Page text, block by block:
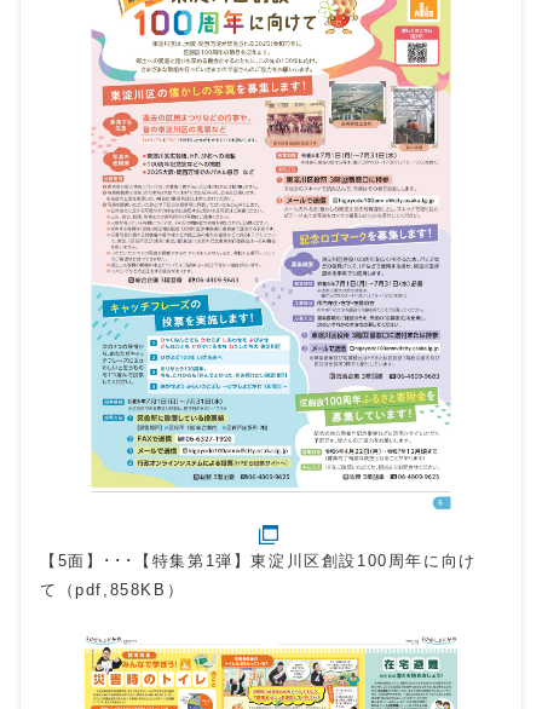
【5面】･･･【特集第1弾】東淀川区創設100周年に向け
て（pdf,858KB）